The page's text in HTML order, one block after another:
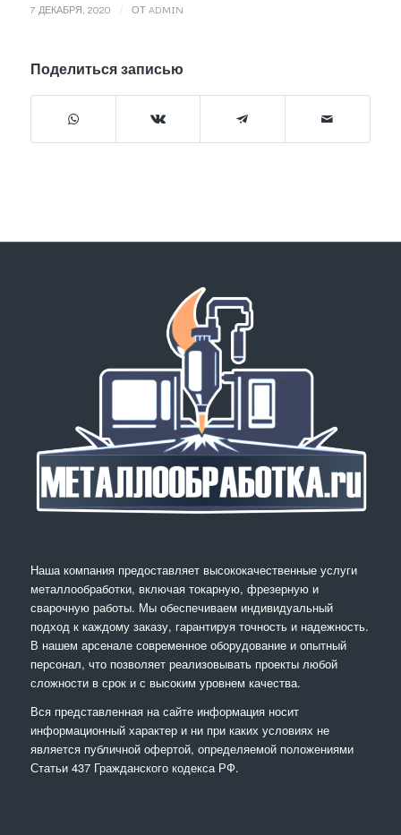
7 ДЕКАБРЯ, 2020 ОТ ADMIN
Поделиться записью
Наша компания предоставляет высококачественные услуги
металлообработки, включая токарную, фрезерную и
сварочную работы. Мы обеспечиваем индивидуальный
подход к каждому заказу, гарантируя точность и надежность.
В нашем арсенале современное оборудование и опытный
персонал, что позволяет реализовывать проекты любой
сложности в срок и с высоким уровнем качества.
Вся представленная на сайте информация носит
информационный характер и ни при каких условиях не
является публичной офертой, определяемой положениями
Статьи 437 Гражданского кодекса РФ.